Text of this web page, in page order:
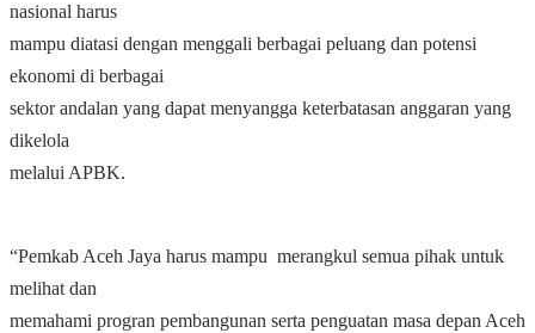
nasional harus
mampu diatasi dengan menggali berbagai peluang dan potensi
ekonomi di berbagai
sektor andalan yang dapat menyangga keterbatasan anggaran yang
dikelola
melalui APBK.
“Pemkab Aceh Jaya harus mampu merangkul semua pihak untuk
melihat dan
memahami progran pembangunan serta penguatan masa depan Aceh